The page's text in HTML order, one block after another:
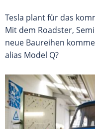
Tesla plant für das
Mit dem Roadster,
neue Baureihen
alias Model Q?